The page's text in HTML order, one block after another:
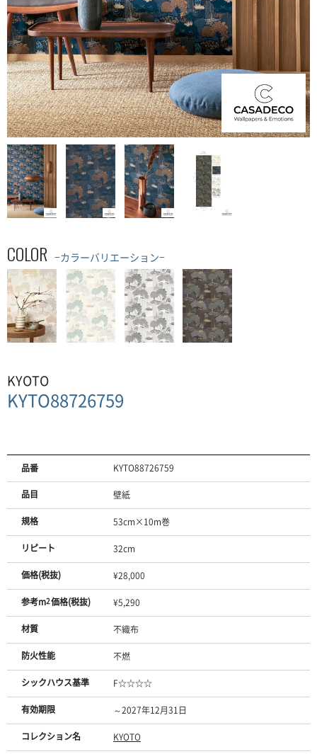
COLOR −カラーバリエーション−
KYOTO
KYTO88726759
品番 KYTO88726759
品目 壁紙
規格 53cm×10m巻
リピート 32cm
価格(税抜) ¥28,000
参考m2価格(税抜) ¥5,290
材質 不織布
防火性能 不燃
シックハウス基準 F☆☆☆☆
有効期限 ～2027年12月31日
コレクション名 KYOTO